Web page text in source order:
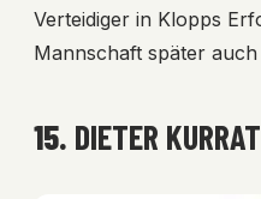
Verteidiger in Klopps
Mannschaft später auch
15. DIETER KURRAT